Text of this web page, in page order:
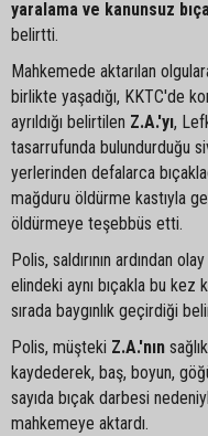
yaralama ve kanunsuz
belirtti.
Mahkemede aktarılan
birlikte yaşadığı, KKTC'de
ayrıldığı belirtilen Z.A.'yı,
tasarrufunda bulundurduğu
yerlerinden defalarca
mağduru öldürme kastıyla
öldürmeye teşebbüs etti.
Polis, saldırının ardından
elindeki aynı bıçakla bu kez
sırada baygınlık geçirdiği
Polis, müşteki Z.A.'nın
kaydederek, baş, boyun,
sayıda bıçak darbesi
mahkemeye aktardı.